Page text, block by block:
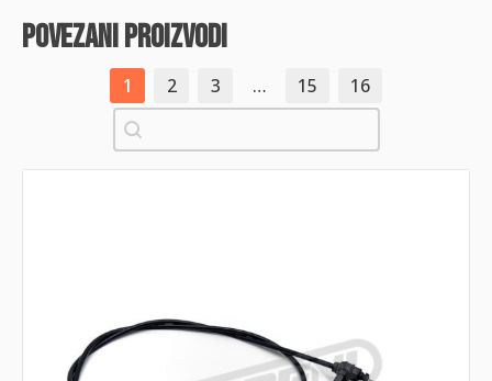
povezani proizvodi
1 2 3 … 15
16
Pretraži